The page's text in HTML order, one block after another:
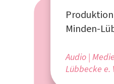
Minden-
Audio
Lübbecke e.